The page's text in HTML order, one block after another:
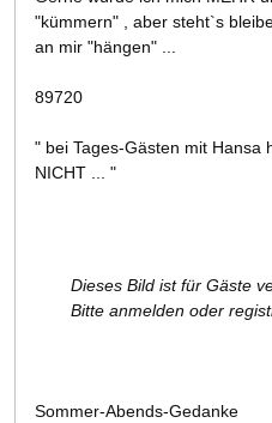
"kümmern" , aber steht`s
an mir "hängen" ...
89720
" bei Tages-Gästen mit Hansa
NICHT ... "
Dieses Bild ist für Gäste
Bitte anmelden oder
Sommer-Abends-Gedanke